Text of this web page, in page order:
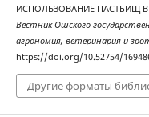
ИСПОЛЬЗОВАНИЕ ПАСТБИЩ
Вестник Ошского
агрономия, ветеринария и
https://doi.org/10.52754/
Другие форматы